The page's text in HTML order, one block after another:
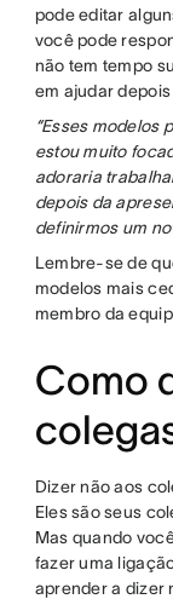
pode editar
você pode
não tem tempo
em ajudar
“Esses modelos
estou muito
adoraria
depois da
definirmos um
Lembre-se de
modelos mais
membro da
Como
Dizer não aos
Eles são seus
Mas quando
fazer uma
aprender a dizer